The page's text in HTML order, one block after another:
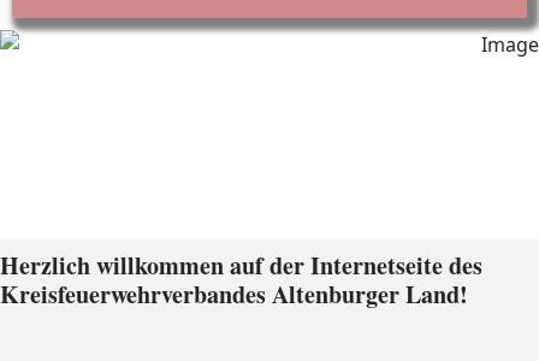
Herzlich willkommen auf der Internetseite des
Kreisfeuerwehrverbandes Altenburger Land!